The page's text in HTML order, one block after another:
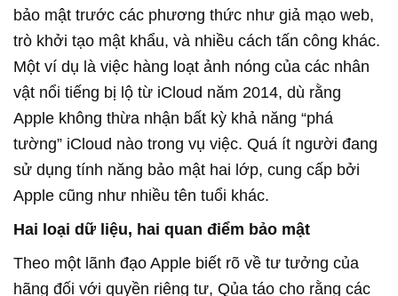
bảo mật trước các phương thức như giả mạo web,
trò khởi tạo mật khẩu, và nhiều cách tấn công khác.
Một ví dụ là việc hàng loạt ảnh nóng của các nhân
vật nổi tiếng bị lộ từ iCloud năm 2014, dù rằng
Apple không thừa nhận bất kỳ khả năng “phá
tường” iCloud nào trong vụ việc. Quá ít người đang
sử dụng tính năng bảo mật hai lớp, cung cấp bởi
Apple cũng như nhiều tên tuổi khác.
Hai loại dữ liệu, hai quan điểm bảo mật
Theo một lãnh đạo Apple biết rõ về tư tưởng của
hãng đối với quyền riêng tư, Qủa táo cho rằng các